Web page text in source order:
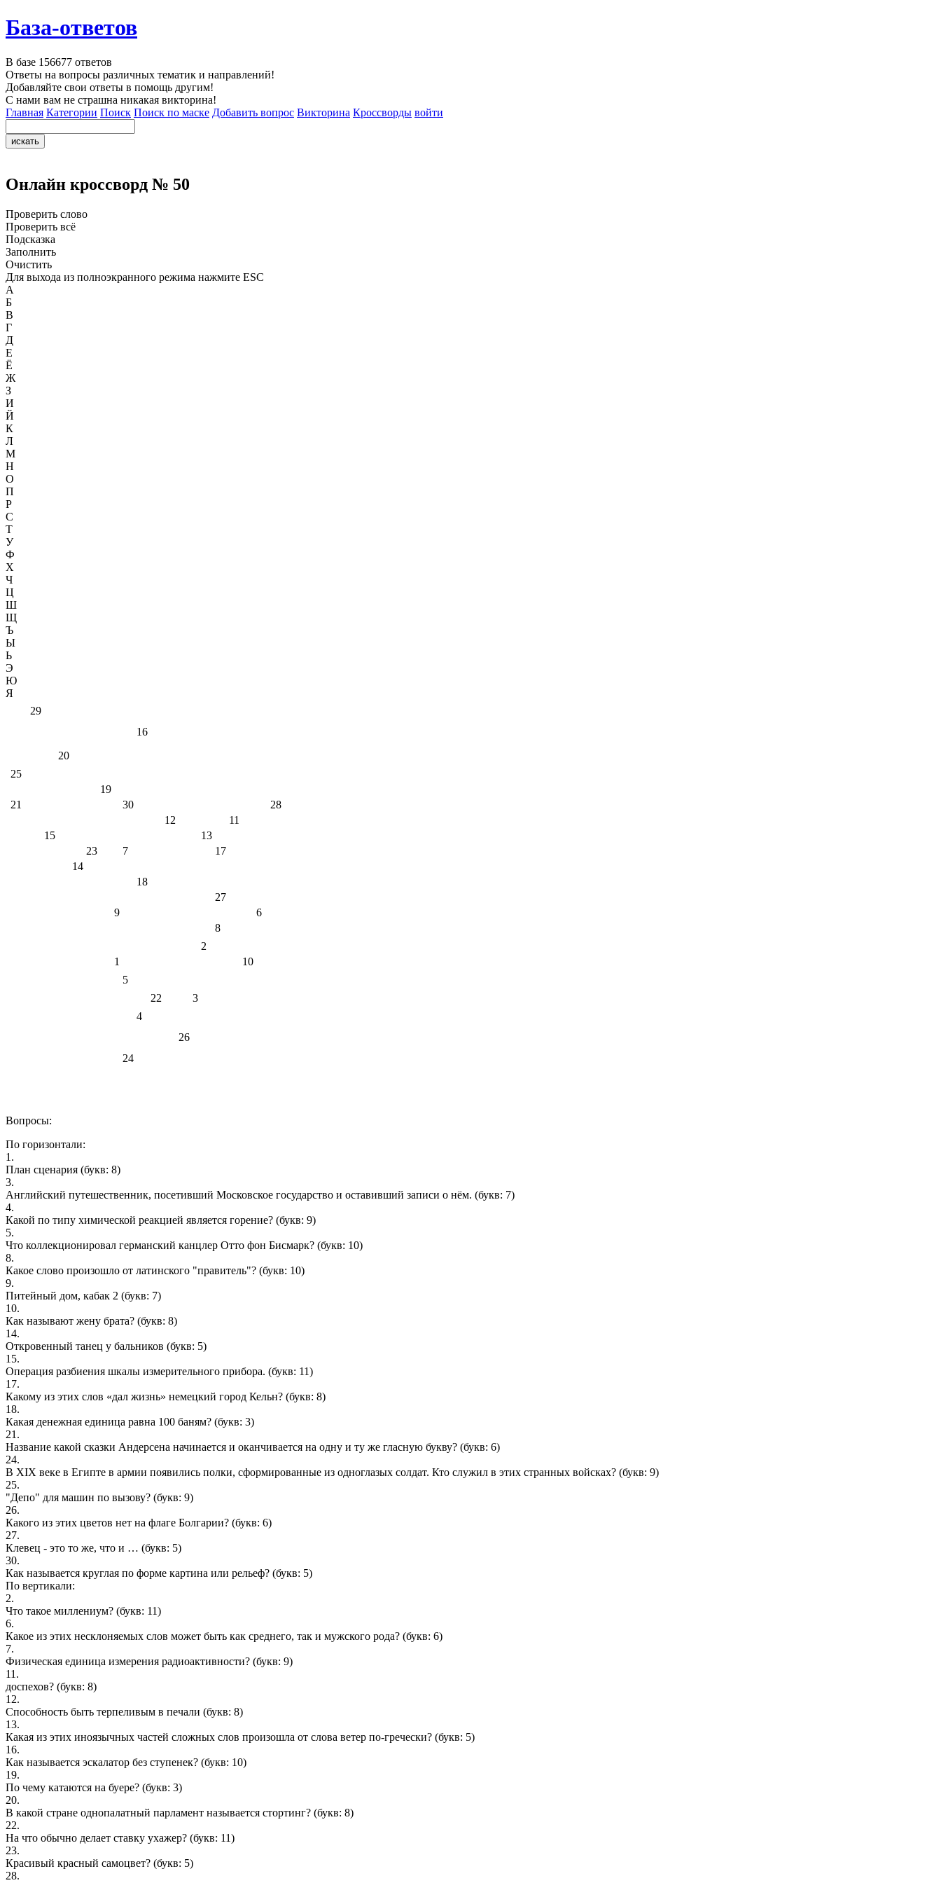
База-ответов
В базе 156677 ответов
Ответы на вопросы различных тематик и направлений!
Добавляйте свои ответы в помощь другим!
С нами вам не страшна никакая викторина!
Главная Категории Поиск Поиск по маске Добавить вопрос Викторина Кроссворды войти
Онлайн кроссворд № 50
Проверить слово
Проверить всё
Подсказка
Заполнить
Очистить
Для выхода из полноэкранного режима нажмите ESC
А
Б
В
Г
Д
Е
Ё
Ж
З
И
Й
К
Л
М
Н
О
П
Р
С
Т
У
Ф
Х
Ч
Ц
Ш
Щ
Ъ
Ы
Ь
Э
Ю
Я
29
16
20
25
19
21
30
28
12
11
15
13
23
7
17
14
18
27
9
6
8
2
1
10
5
22
3
4
26
24
Вопросы:
По горизонтали:
1.
План сценария (букв: 8)
3.
Английский путешественник, посетивший Московское государство и оставивший записи о нём. (букв: 7)
4.
Какой по типу химической реакцией является горение? (букв: 9)
5.
Что коллекционировал германский канцлер Отто фон Бисмарк? (букв: 10)
8.
Какое слово произошло от латинского "правитель"? (букв: 10)
9.
Питейный дом, кабак 2 (букв: 7)
10.
Как называют жену брата? (букв: 8)
14.
Откровенный танец у бальников (букв: 5)
15.
Операция разбиения шкалы измерительного прибора. (букв: 11)
17.
Какому из этих слов «дал жизнь» немецкий город Кельн? (букв: 8)
18.
Какая денежная единица равна 100 баням? (букв: 3)
21.
Название какой сказки Андерсена начинается и оканчивается на одну и ту же гласную букву? (букв: 6)
24.
В XIX веке в Египте в армии появились полки, сформированные из одноглазых солдат. Кто служил в этих странных войсках? (букв: 9)
25.
"Депо" для машин по вызову? (букв: 9)
26.
Какого из этих цветов нет на флаге Болгарии? (букв: 6)
27.
Клевец - это то же, что и … (букв: 5)
30.
Как называется круглая по форме картина или рельеф? (букв: 5)
По вертикали:
2.
Что такое миллениум? (букв: 11)
6.
Какое из этих несклоняемых слов может быть как среднего, так и мужского рода? (букв: 6)
7.
Физическая единица измерения радиоактивности? (букв: 9)
11.
доспехов? (букв: 8)
12.
Способность быть терпеливым в печали (букв: 8)
13.
Какая из этих иноязычных частей сложных слов произошла от слова ветер по-гречески? (букв: 5)
16.
Как называется эскалатор без ступенек? (букв: 10)
19.
По чему катаются на буере? (букв: 3)
20.
В какой стране однопалатный парламент называется стортинг? (букв: 8)
22.
На что обычно делает ставку ухажер? (букв: 11)
23.
Красивый красный самоцвет? (букв: 5)
28.